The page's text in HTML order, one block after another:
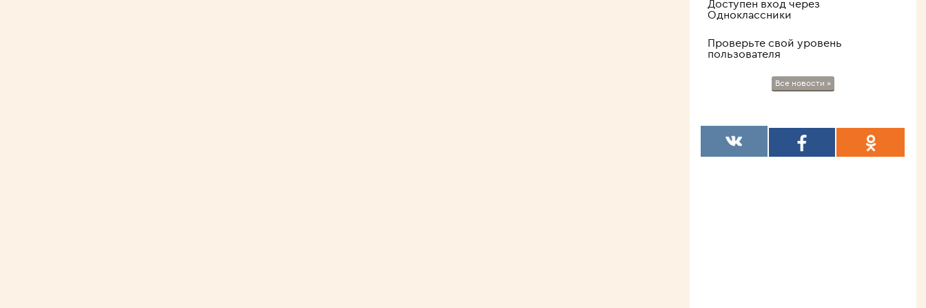
ДОБАВЛЕН РЕЙТИНГ
сериале Гранд
Топ-20 популярных в
Переводчик (Арсений
Тарковский) Шах с
Доступен вход через
Одноклассники
Проверьте свой уровень
пользователя
Все новости »